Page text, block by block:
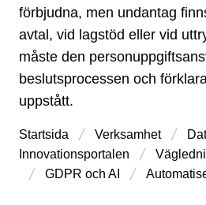
förbjudna, men undantag
avtal, vid lagstöd eller vid
måste den
beslutsprocessen och
uppstått.
Startsida Verksamhet
Innovations­portalen
GDPR och AI